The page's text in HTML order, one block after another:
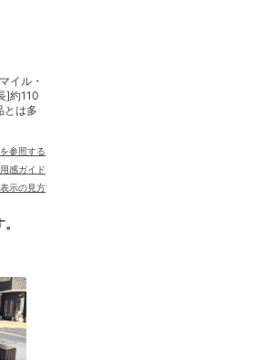
イル・
]約110
とは多
参照する
感ガイド
示の見方